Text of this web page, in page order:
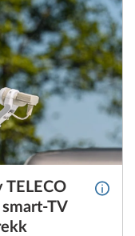
TELECO
TV
Mer